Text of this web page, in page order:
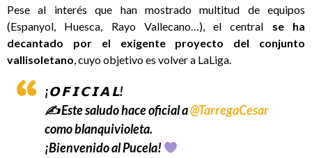
Pese al interés que han mostrado multitud de equipos
(Espanyol, Huesca, Rayo Vallecano…), el central se ha
decantado por el exigente proyecto del conjunto
vallisoletano , cuyo objetivo es volver a LaLiga.
¡𝗢 𝗙 𝗜 𝗖 𝗜 𝗔 𝗟!
✍️ Este saludo hace oficial a@TarregaCesar
como blanquivioleta.
¡Bienvenido al Pucela!